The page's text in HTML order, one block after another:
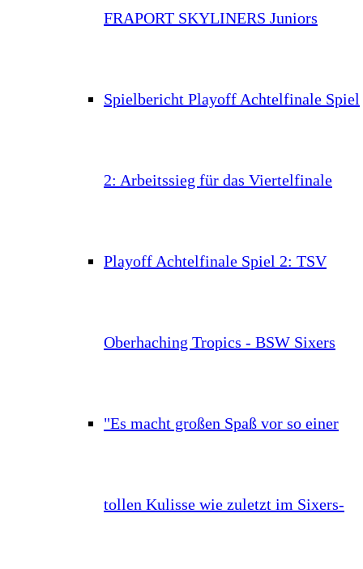
FRAPORT SKYLINERS Juniors
Spielbericht Playoff Achtelfinale Spiel
2: Arbeitssieg für das Viertelfinale
Playoff Achtelfinale Spiel 2: TSV
Oberhaching Tropics - BSW Sixers
"Es macht großen Spaß vor so einer
tollen Kulisse wie zuletzt im Sixers-